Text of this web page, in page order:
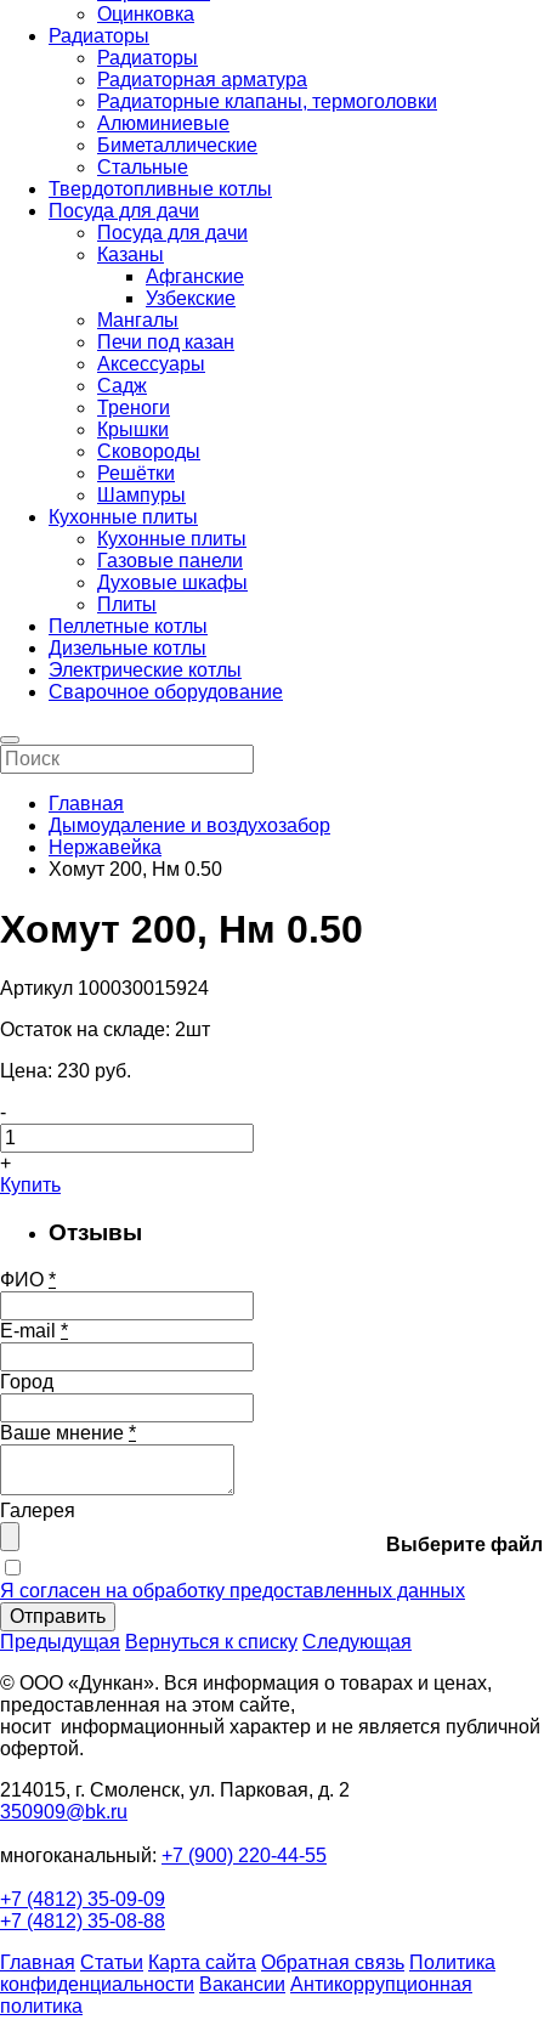
Оцинковка
Радиаторы
Радиаторы
Радиаторная арматура
Радиаторные клапаны, термоголовки
Алюминиевые
Биметаллические
Стальные
Твердотопливные котлы
Посуда для дачи
Посуда для дачи
Казаны
Афганские
Узбекские
Мангалы
Печи под казан
Аксессуары
Садж
Треноги
Крышки
Сковороды
Решётки
Шампуры
Кухонные плиты
Кухонные плиты
Газовые панели
Духовые шкафы
Плиты
Пеллетные котлы
Дизельные котлы
Электрические котлы
Сварочное оборудование
Главная
Дымоудаление и воздухозабор
Нержавейка
Хомут 200, Нм 0.50
Хомут 200, Нм 0.50
Артикул 100030015924
Остаток на складе: 2шт
Цена: 230 pуб.
-
+
Купить
Отзывы
ФИО *
E-mail *
Город
Ваше мнение *
Галерея
Выберите файл
Я согласен на обработку предоставленных данных
Отправить
Предыдущая Вернуться к списку Следующая
© ООО «Дункан». Вся информация о товарах и ценах,
предоставленная на этом сайте,
носит информационный характер и не является публичной
офертой.
214015, г. Смоленск, ул. Парковая, д. 2
350909@bk.ru
многоканальный: +7 (900) 220-44-55
+7 (4812) 35-09-09
+7 (4812) 35-08-88
Главная Статьи Карта сайта Обратная связь Политика
конфиденциальности Вакансии Антикоррупционная
политика